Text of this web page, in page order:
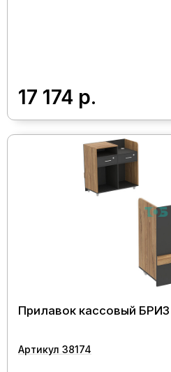
17 174 р.
Прилавок кассовый
Артикул 38174